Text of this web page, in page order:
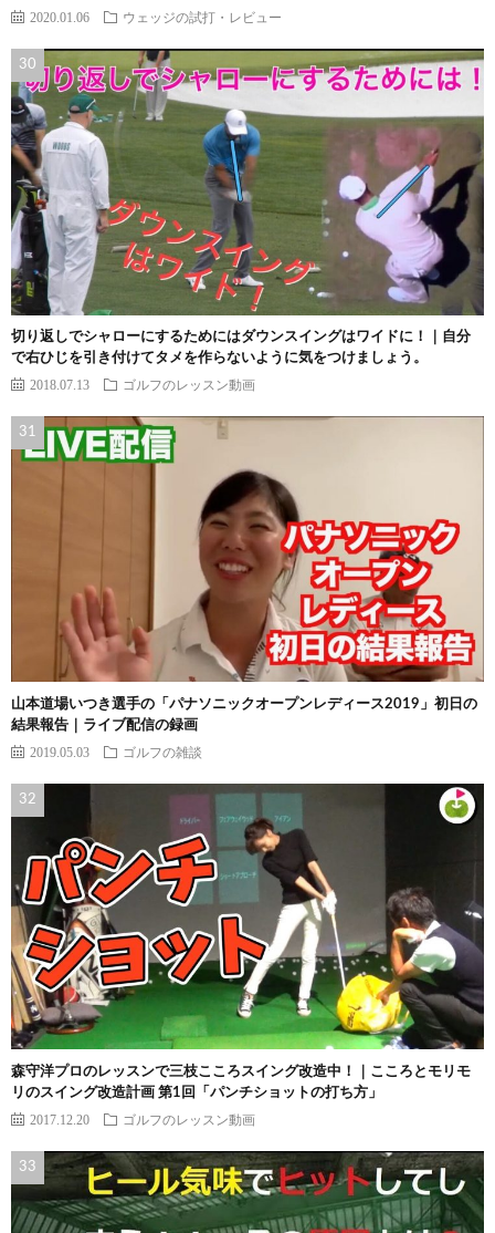
2020.01.06 ウェッジの試打・レビュー
切り返しでシャローにするためにはダウンスイングはワイドに！｜自分
で右ひじを引き付けてタメを作らないように気をつけましょう。
2018.07.13 ゴルフのレッスン動画
山本道場いつき選手の「パナソニックオープンレディース2019」初日の
結果報告｜ライブ配信の録画
2019.05.03 ゴルフの雑談
森守洋プロのレッスンで三枝こころスイング改造中！｜こころとモリモ
リのスイング改造計画 第1回「パンチショットの打ち方」
2017.12.20 ゴルフのレッスン動画